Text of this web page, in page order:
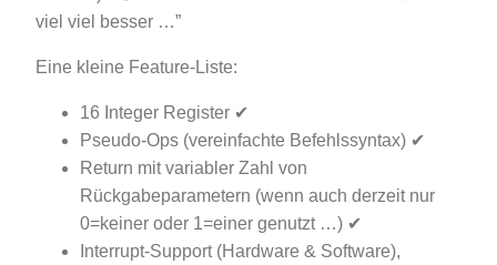
viel viel besser …”
Eine kleine Feature-Liste:
16 Integer Register ✔
Pseudo-Ops (vereinfachte Befehlssyntax) ✔
Return mit variabler Zahl von
Rückgabeparametern (wenn auch derzeit nur
0=keiner oder 1=einer genutzt …) ✔
Interrupt-Support (Hardware & Software),